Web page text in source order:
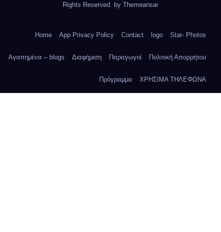
Rights Reserved. by Themeansar
Home App Privacy Policy Contact logo Star- Photos
Αγαπημένα – blogs Διαφήμιση Παραγωγοί Πολιτική Απορρήτου
Πρόγραμμα ΧΡΗΣΙΜΑ ΤΗΛΕΦΩΝΑ